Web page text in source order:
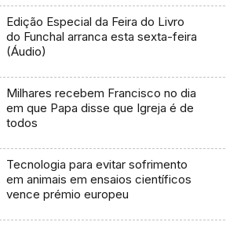
Edição Especial da Feira do Livro
do Funchal arranca esta sexta-feira
(Áudio)
Milhares recebem Francisco no dia
em que Papa disse que Igreja é de
todos
Tecnologia para evitar sofrimento
em animais em ensaios científicos
vence prémio europeu